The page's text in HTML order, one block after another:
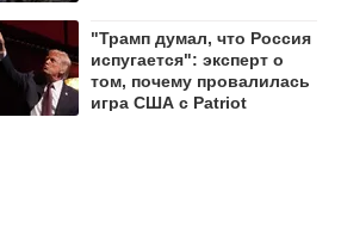
"Трамп думал, что Россия
испугается": эксперт о
том, почему провалилась
игра США с Patriot